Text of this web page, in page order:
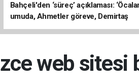
Bahçeli'den ‘süreç’ açıklaması:
umuda, Ahmetler göreve, Demirtaş
evine dönmeli’
web sitesi